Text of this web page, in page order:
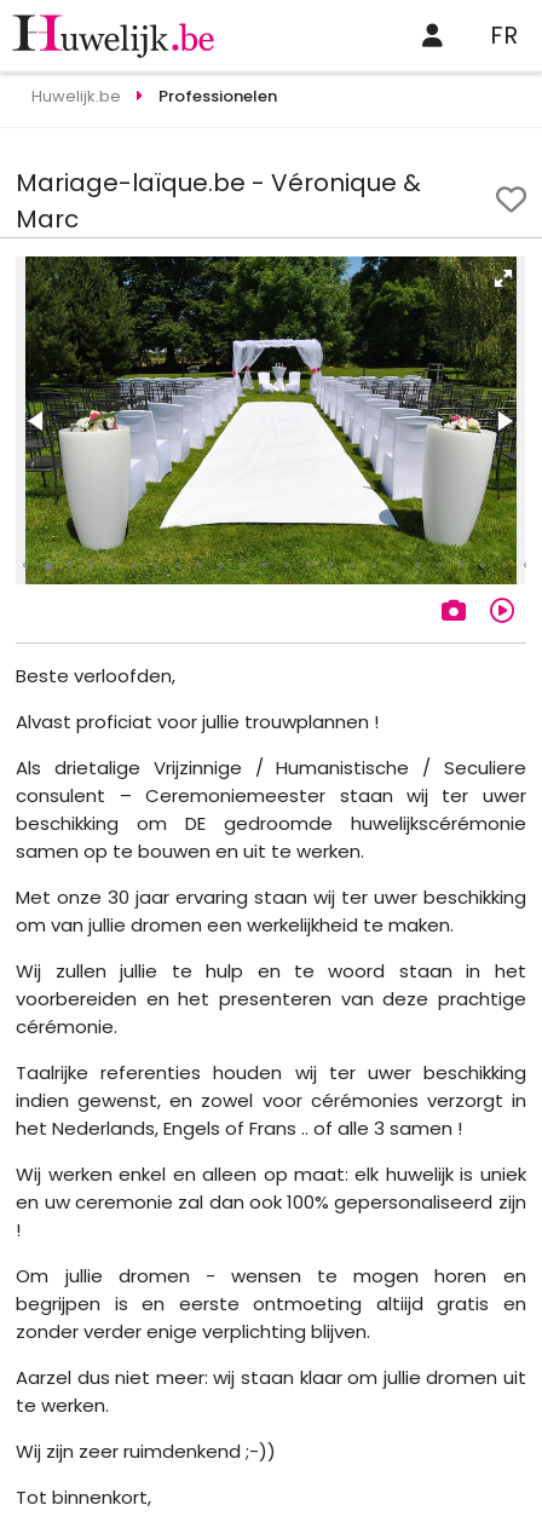
FR
Huwelijk.be Professionelen
Mariage-laïque.be - Véronique &
Marc
Beste verloofden,
Alvast proficiat voor jullie trouwplannen !
Als drietalige Vrijzinnige / Humanistische / Seculiere
consulent – Ceremoniemeester staan wij ter uwer
beschikking om DE gedroomde huwelijkscérémonie
samen op te bouwen en uit te werken.
Met onze 30 jaar ervaring staan wij ter uwer beschikking
om van jullie dromen een werkelijkheid te maken.
Wij zullen jullie te hulp en te woord staan in het
voorbereiden en het presenteren van deze prachtige
cérémonie.
Taalrijke referenties houden wij ter uwer beschikking
indien gewenst, en zowel voor cérémonies verzorgt in
het Nederlands, Engels of Frans .. of alle 3 samen !
Wij werken enkel en alleen op maat: elk huwelijk is uniek
en uw ceremonie zal dan ook 100% gepersonaliseerd zijn
!
Om jullie dromen - wensen te mogen horen en
begrijpen is en eerste ontmoeting altiijd gratis en
zonder verder enige verplichting blijven.
Aarzel dus niet meer: wij staan klaar om jullie dromen uit
te werken.
Wij zijn zeer ruimdenkend ;-))
Tot binnenkort,